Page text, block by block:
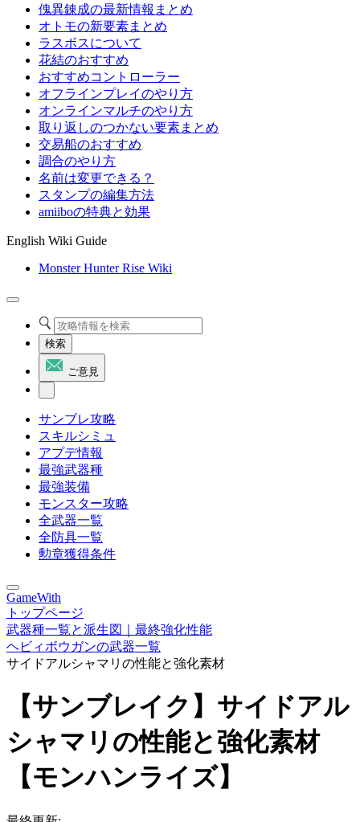
傀異錬成の最新情報まとめ
オトモの新要素まとめ
ラスボスについて
花結のおすすめ
おすすめコントローラー
オフラインプレイのやり方
オンラインマルチのやり方
取り返しのつかない要素まとめ
交易船のおすすめ
調合のやり方
名前は変更できる？
スタンプの編集方法
amiiboの特典と効果
English Wiki Guide
Monster Hunter Rise Wiki
検索
ご意見
サンブレ攻略
スキルシミュ
アプデ情報
最強武器種
最強装備
モンスター攻略
全武器一覧
全防具一覧
勲章獲得条件
GameWith
トップページ
武器種一覧と派生図｜最終強化性能
ヘビィボウガンの武器一覧
サイドアルシャマリの性能と強化素材
【サンブレイク】サイドアル
シャマリの性能と強化素材
【モンハンライズ】